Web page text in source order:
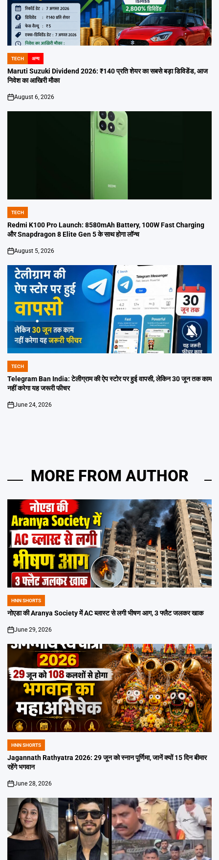
POSTED
IN
TECH अन्य
Maruti Suzuki Dividend 2026: ₹140 प्रति शेयर का सबसे बड़ा डिविडेंड, आज
निवेश का आखिरी मौका
on
August 6, 2026
POSTED
IN
TECH
Redmi K100 Pro Launch: 8580mAh Battery, 100W Fast Charging
और Snapdragon 8 Elite Gen 5 के साथ होगा लॉन्च
on
August 5, 2026
POSTED
IN
TECH
Telegram Ban India: टेलीग्राम की ऐप स्टोर पर हुई वापसी, लेकिन 30 जून तक काम
नहीं करेगा यह जरूरी फीचर
on
June 24, 2026
MORE FROM AUTHOR
POSTED
IN
HNN SHORTS
नोएडा की Aranya Society में AC ब्लास्ट से लगी भीषण आग, 3 फ्लैट जलकर खाक
on
June 29, 2026
POSTED
IN
HNN SHORTS
Jagannath Rathyatra 2026: 29 जून को स्नान पूर्णिमा, जानें क्यों 15 दिन बीमार
रहेंगे भगवान
on
June 28, 2026